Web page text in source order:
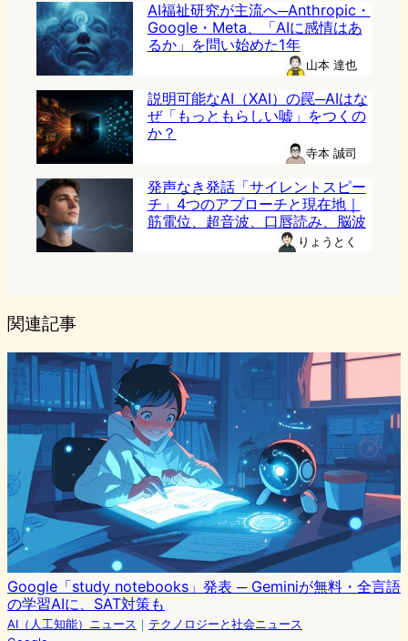
AI福祉研究が主流へ─Anthropic・
Google・Meta、「AIに感情はあ
るか」を問い始めた1年
山本 達也
説明可能なAI（XAI）の罠─AIはな
ぜ「もっともらしい嘘」をつくの
か？
寺本 誠司
発声なき発話「サイレントスピー
チ」4つのアプローチと現在地｜
筋電位、超音波、口唇読み、脳波
りょうとく
関連記事
Google「study notebooks」発表 ─ Geminiが無料・全言語
の学習AIに、SAT対策も
AI（人工知能）ニュース ｜ テクノロジーと社会ニュース